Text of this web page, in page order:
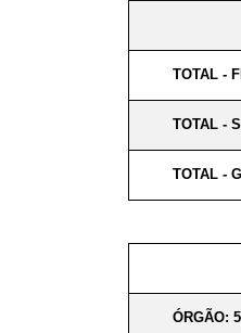
TOTAL -
TOTAL -
TOTAL -
ÓRGÃO: